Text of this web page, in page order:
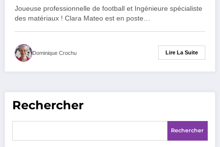
Joueuse professionnelle de football et Ingénieure spécialiste
des matériaux ! Clara Mateo est en poste…
Dominique Crochu Lire La Suite
Rechercher
Rechercher